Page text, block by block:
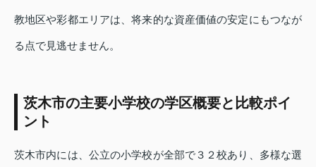
教地区や彩都エリアは、将来的な資産価値の安定にもつなが
る点で見逃せません。
茨木市の主要小学校の学区概要と比較ポイ
ント
茨木市内には、公立の小学校が全部で３２校あり、多様な選